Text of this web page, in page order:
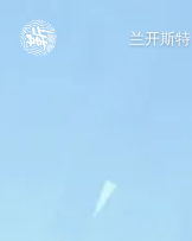
兰开斯特